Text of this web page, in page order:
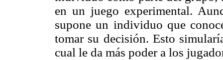
en un juego experimental.
supone un individuo que
tomar su decisión. Esto
cual le da más poder a los